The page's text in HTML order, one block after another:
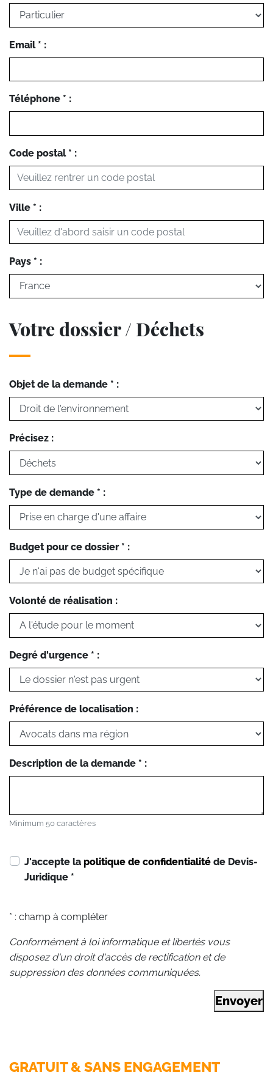
Email * :
Téléphone * :
Code postal * :
Ville * :
Pays * :
Votre dossier / Déchets
Objet de la demande * :
Précisez :
Type de demande * :
Budget pour ce dossier * :
Volonté de réalisation :
Degré d'urgence * :
Préférence de localisation :
Description de la demande * :
Minimum 50 caractères
J'accepte la politique de confidentialité de Devis-
Juridique *
* : champ à compléter
Conformément à loi informatique et libertés vous
disposez d'un droit d'accès de rectification et de
suppression des données communiquées.
Envoyer
GRATUIT & SANS ENGAGEMENT